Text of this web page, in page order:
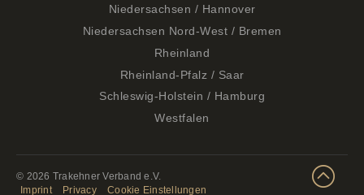
Niedersachsen / Hannover
Niedersachsen Nord-West / Bremen
Rheinland
Rheinland-Pfalz / Saar
Schleswig-Holstein / Hamburg
Westfalen
© 2026 Trakehner Verband e.V.
Imprint
Privacy Cookie Einstellungen